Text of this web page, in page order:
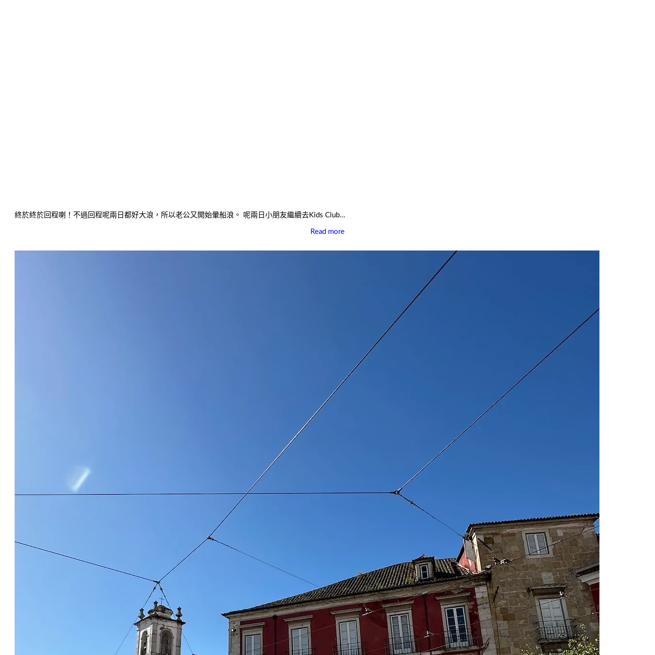
終於終於回程喇！不過回程呢兩日都好大浪，所以老公又開始暈船浪。 呢兩日小朋友繼續去Kids Club…
Read more